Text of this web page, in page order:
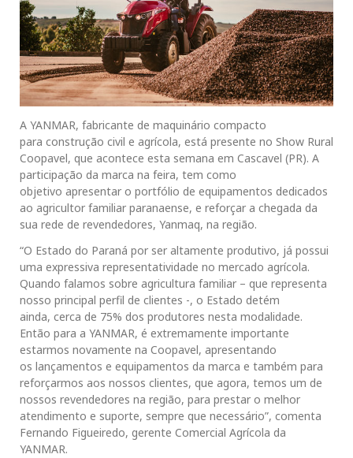
A YANMAR, fabricante de maquinário compacto
para construção civil e agrícola, está presente no Show Rural
Coopavel, que acontece esta semana em Cascavel (PR). A
participação da marca na feira, tem como
objetivo apresentar o portfólio de equipamentos dedicados
ao agricultor familiar paranaense, e reforçar a chegada da
sua rede de revendedores, Yanmaq, na região.
“O Estado do Paraná por ser altamente produtivo, já possui
uma expressiva representatividade no mercado agrícola.
Quando falamos sobre agricultura familiar – que representa
nosso principal perfil de clientes -, o Estado detém
ainda, cerca de 75% dos produtores nesta modalidade.
Então para a YANMAR, é extremamente importante
estarmos novamente na Coopavel, apresentando
os lançamentos e equipamentos da marca e também para
reforçarmos aos nossos clientes, que agora, temos um de
nossos revendedores na região, para prestar o melhor
atendimento e suporte, sempre que necessário”, comenta
Fernando Figueiredo, gerente Comercial Agrícola da
YANMAR.